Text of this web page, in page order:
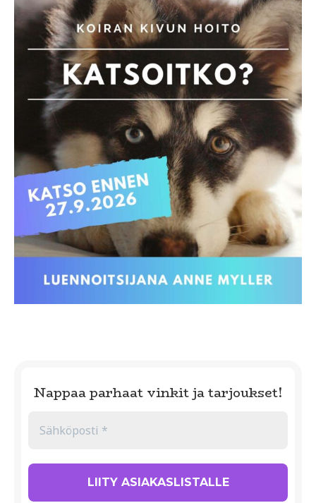
Nappaa parhaat vinkit ja tarjoukset!